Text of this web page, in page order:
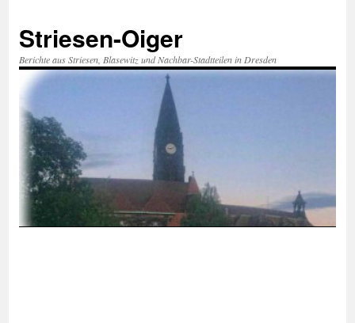
springen
Striesen-Oiger
Berichte aus Striesen, Blasewitz und Nachbar-Stadtteilen in Dresden